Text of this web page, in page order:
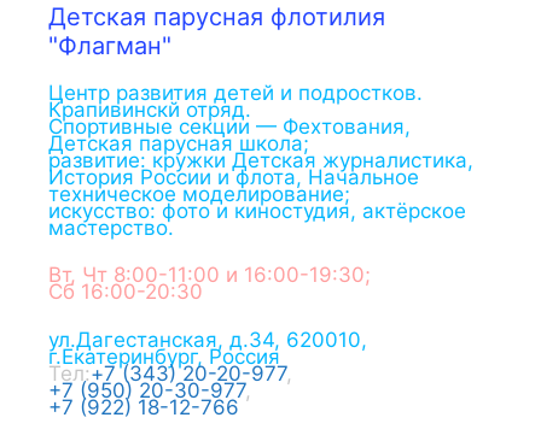
Детская парусная флотилия
"Флагман"
Центр развития детей и подростков.
Крапивинскй отряд.
Спортивные секции — Фехтования,
Детская парусная школа;
развитие: кружки Детская журналистика,
История России и флота, Начальное
техническое моделирование;
искусство: фото и киностудия, актёрское
мастерство.
Вт, Чт 8:00-11:00 и 16:00-19:30;
Сб 16:00-20:30
ул.Дагестанская, д.34, 620010,
г.Екатеринбург, Россия
Тел:+7 (343) 20-20-977,
+7 (950) 20-30-977,
+7 (922) 18-12-766